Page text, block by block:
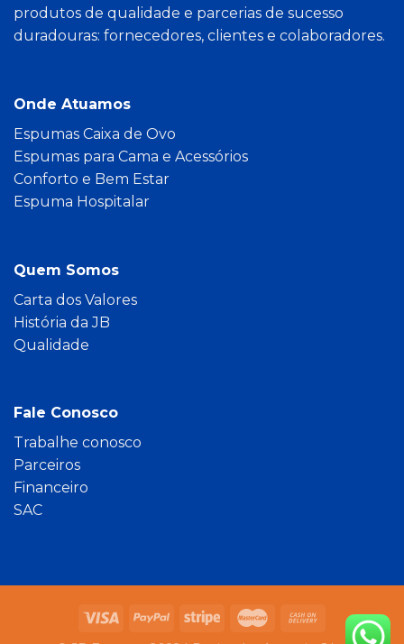
produtos de qualidade e parcerias de sucesso
duradouras: fornecedores, clientes e colaboradores.
Onde Atuamos
Espumas Caixa de Ovo
Espumas para Cama e Acessórios
Conforto e Bem Estar
Espuma Hospitalar
Quem Somos
Carta dos Valores
História da JB
Qualidade
Fale Conosco
Trabalhe conosco
Parceiros
Financeiro
SAC